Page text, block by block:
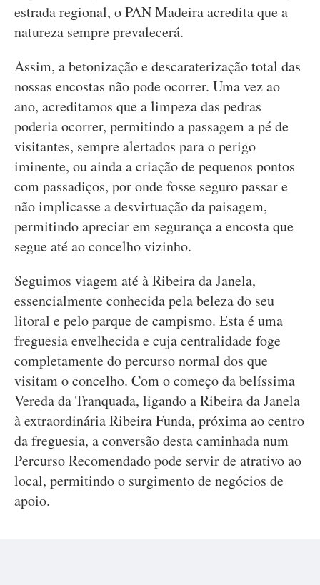
estrada regional, o PAN Madeira acredita que a
natureza sempre prevalecerá.
Assim, a betonização e descaraterização total das
nossas encostas não pode ocorrer. Uma vez ao
ano, acreditamos que a limpeza das pedras
poderia ocorrer, permitindo a passagem a pé de
visitantes, sempre alertados para o perigo
iminente, ou ainda a criação de pequenos pontos
com passadiços, por onde fosse seguro passar e
não implicasse a desvirtuação da paisagem,
permitindo apreciar em segurança a encosta que
segue até ao concelho vizinho.
Seguimos viagem até à Ribeira da Janela,
essencialmente conhecida pela beleza do seu
litoral e pelo parque de campismo. Esta é uma
freguesia envelhecida e cuja centralidade foge
completamente do percurso normal dos que
visitam o concelho. Com o começo da belíssima
Vereda da Tranquada, ligando a Ribeira da Janela
à extraordinária Ribeira Funda, próxima ao centro
da freguesia, a conversão desta caminhada num
Percurso Recomendado pode servir de atrativo ao
local, permitindo o surgimento de negócios de
apoio.